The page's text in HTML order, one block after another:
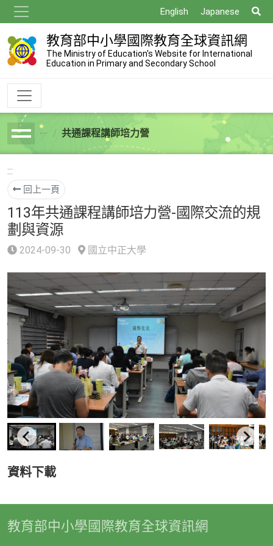
到
主
要
內
English Japanese
尋
教育部中小學國際教育全球資訊網
The Ministry of Education's Website for International
Education in Primary and Secondary School
breadcrumb共通課程講師培力營
:::
回上一頁
113年共通課程講師培力營-國際交流的規
劃與資源
2024-09-30 國立中正大學
資料下載
教育部中小學國際教育全球資訊網